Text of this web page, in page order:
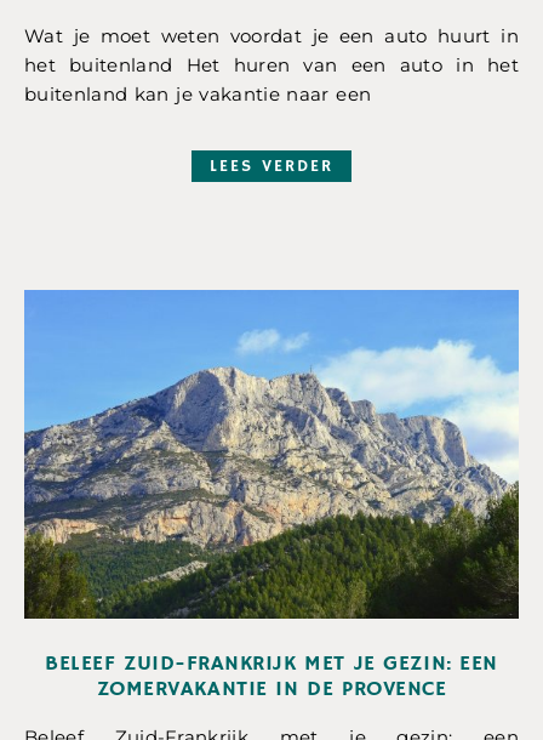
Wat je moet weten voordat je een auto huurt in
het buitenland Het huren van een auto in het
buitenland kan je vakantie naar een
LEES VERDER
BELEEF ZUID-FRANKRIJK MET JE GEZIN: EEN
ZOMERVAKANTIE IN DE PROVENCE